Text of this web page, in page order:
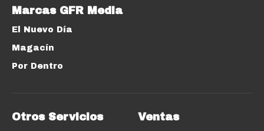
Marcas GFR Media
El Nuevo Día
Magacín
Por Dentro
Otros Servicios Ventas